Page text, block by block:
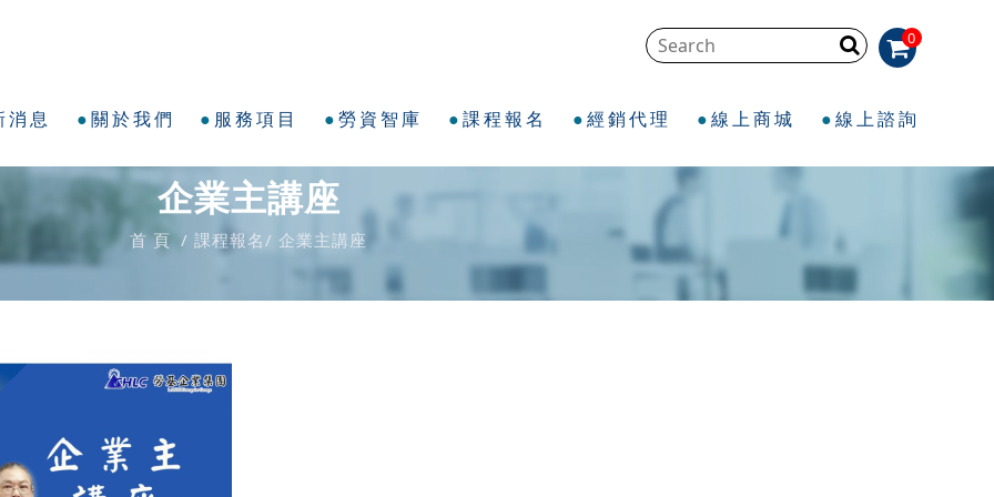
0
消息 關於我們 服務項目 勞資智庫 課程報名 經銷代理 線上商城 線上諮詢
企業主講座
首 頁 課程報名 企業主講座